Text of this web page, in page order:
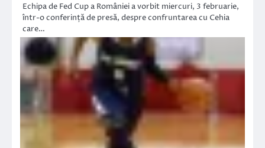
Echipa de Fed Cup a României a vorbit miercuri, 3 februarie,
într-o conferință de presă, despre confruntarea cu Cehia
care…